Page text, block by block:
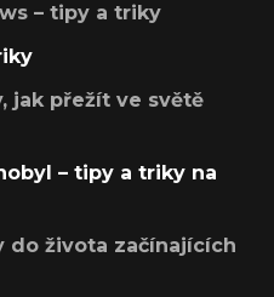
– tipy a triky
jak přežít ve světě
– tipy a triky na
do života začínajících